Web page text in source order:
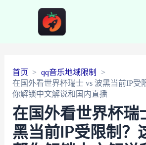
首页
qq音乐地域限制
在国外看世界杯瑞士 vs 波黑当前IP受
你解锁中文解说和国内直播
在国外看世界杯瑞
黑当前IP受限制？